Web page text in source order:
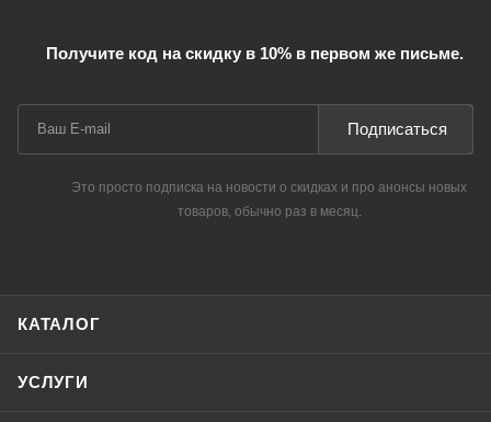
Получите код на скидку в 10% в первом же письме.
Подписаться
Это просто подписка на новости о скидках и про анонсы новых
товаров, обычно раз в месяц.
КАТАЛОГ
УСЛУГИ